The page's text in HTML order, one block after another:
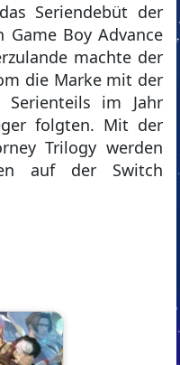
Seriendebüt der
Game Boy Advance
machte der
die Marke mit der
Serienteils im Jahr
folgten. Mit der
Trilogy werden
auf der Switch